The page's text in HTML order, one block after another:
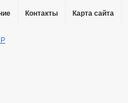
Контакты Карта сайта